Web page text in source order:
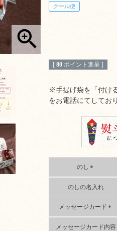
クール便
[ 80 ポイント進呈 ]
※手提げ袋を「付け
をお電話にてしてお
のし
(
必
須
)
のしの名入れ
メッセージカード
(
必
メッセージカード内容